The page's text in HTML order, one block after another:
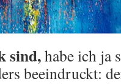
sind,habe ich ja
beeindruckt: